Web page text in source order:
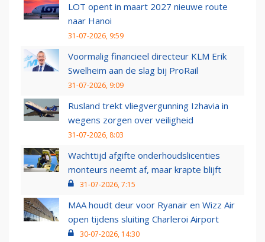
LOT opent in maart 2027 nieuwe route
naar Hanoi
31-07-2026, 9:59
Voormalig financieel directeur KLM Erik
Swelheim aan de slag bij ProRail
31-07-2026, 9:09
Rusland trekt vliegvergunning Izhavia in
wegens zorgen over veiligheid
31-07-2026, 8:03
Wachttijd afgifte onderhoudslicenties
monteurs neemt af, maar krapte blijft
31-07-2026, 7:15
MAA houdt deur voor Ryanair en Wizz Air
open tijdens sluiting Charleroi Airport
30-07-2026, 14:30